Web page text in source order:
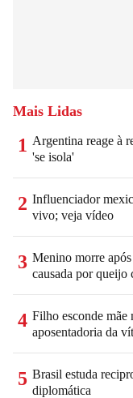
Mais Lidas
1 Argentina reage à
'se isola'
2 Influenciador
vivo; veja vídeo
3 Menino morre
causada por queijo
4 Filho esconde mãe
aposentadoria da
5 Brasil estuda
diplomática